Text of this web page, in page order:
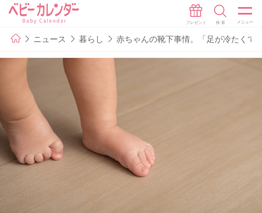
ニュース 暮らし 赤ちゃんの靴下事情。「足が冷たくて